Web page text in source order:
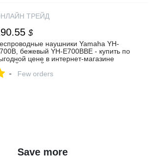
ТРЕЙД
$
наушники Yamaha YH-
бежевый YH-E700BBE - купить по
цене в интернет-магазине
- Few orders
Save more